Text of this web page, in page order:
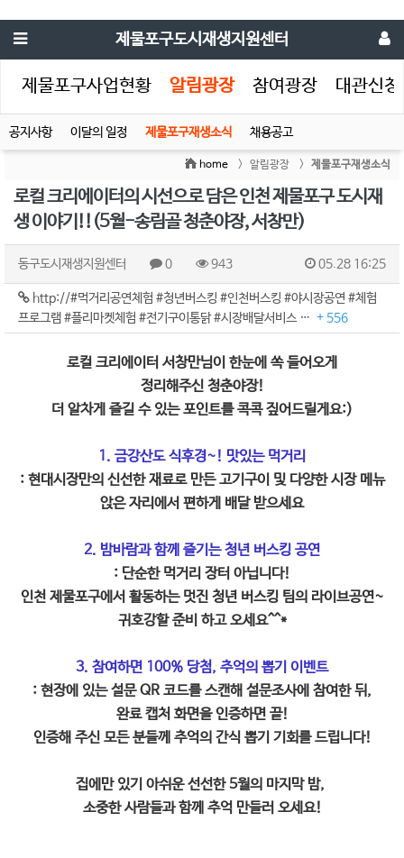
제물포구도시재생지원센터
제물포구사업현황 알림광장 참여광장 대관신청
공지사항 이달의 일정 제물포구재생소식 채용공고
home > 알림광장 > 제물포구재생소식
로컬 크리에이터의 시선으로 담은 인천 제물포구 도시재
생 이야기!!(5월-송림골 청춘야장, 서창만)
동구도시재생지원센터 0 943 05.28 16:25
http://#먹거리공연체험 #청년버스킹 #인천버스킹 #야시장공연 #체험
프로그램 #플리마켓체험 #전기구이통닭 #시장배달서비스 … + 556
로컬 크리에이터 서창만님이 한눈에 쏙 들어오게
정리해주신 청춘야장!
더 알차게 즐길 수 있는 포인트를 콕콕 짚어드릴게요:)
1. 금강산도 식후경~! 맛있는 먹거리
: 현대시장만의 신선한 재료로 만든 고기구이 및 다양한 시장 메뉴
앉은 자리에서 편하게 배달 받으세요
2. 밤바람과 함께 즐기는 청년 버스킹 공연
: 단순한 먹거리 장터 아닙니다!
인천 제물포구에서 활동하는 멋진 청년 버스킹 팀의 라이브공연~
귀호강할 준비 하고 오세요^^*
3. 참여하면 100% 당첨, 추억의 뽑기 이벤트
: 현장에 있는 설문 QR 코드를 스캔해 설문조사에 참여한 뒤,
완료 캡처 화면을 인증하면 끝!
인증해 주신 모든 분들께 추억의 간식 뽑기 기회를 드립니다!
집에만 있기 아쉬운 선선한 5월의 마지막 밤,
소중한 사람들과 함께 추억 만들러 오세요!